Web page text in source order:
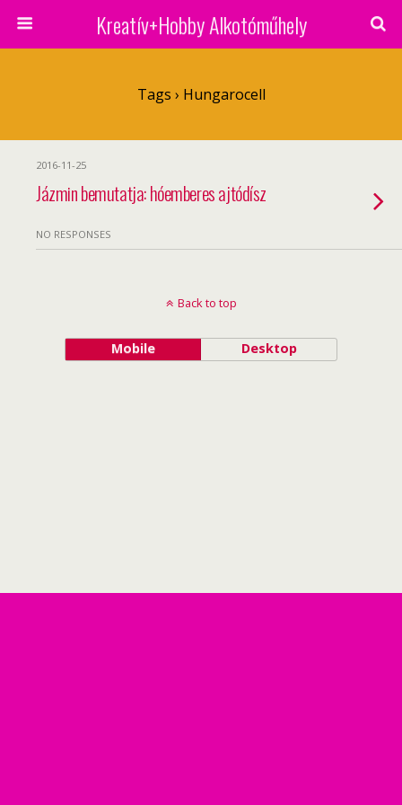
Kreatív+Hobby Alkotóműhely
Tags › Hungarocell
2016-11-25
Jázmin bemutatja: hóemberes ajtódísz
NO RESPONSES
Back to top
Mobile Desktop